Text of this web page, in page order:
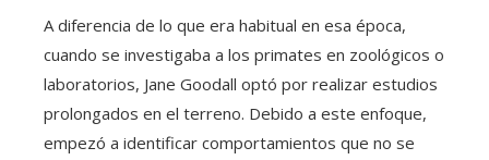
A diferencia de lo que era habitual en esa época,
cuando se investigaba a los primates en zoológicos o
laboratorios, Jane Goodall optó por realizar estudios
prolongados en el terreno. Debido a este enfoque,
empezó a identificar comportamientos que no se